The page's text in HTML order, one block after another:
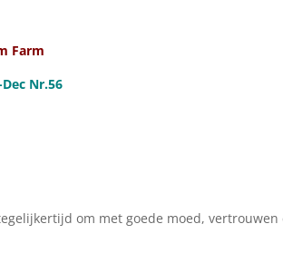
Farm
Nr.56
om met goede moed, vertrouwen